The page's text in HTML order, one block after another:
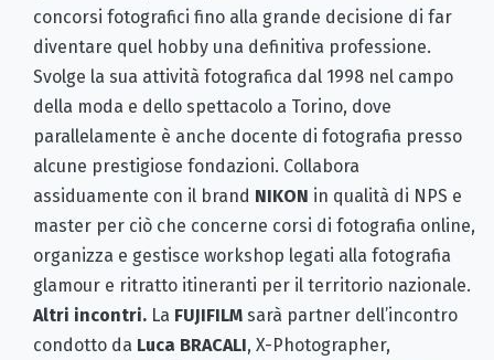
concorsi fotografici fino alla grande decisione di far
diventare quel hobby una definitiva professione.
Svolge la sua attività fotografica dal 1998 nel campo
della moda e dello spettacolo a Torino, dove
parallelamente è anche docente di fotografia presso
alcune prestigiose fondazioni. Collabora
assiduamente con il brand NIKON in qualità di NPS e
master per ciò che concerne corsi di fotografia online,
organizza e gestisce workshop legati alla fotografia
glamour e ritratto itineranti per il territorio nazionale.
Altri incontri. La FUJIFILM sarà partner dell’incontro
condotto da Luca BRACALI, X-Photographer,